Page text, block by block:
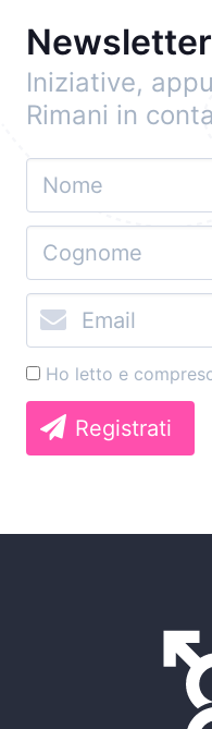
Newsletter
Iniziative,
Rimani in
Ho letto e
Registrati